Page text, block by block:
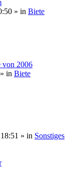
» in Biete
von 2006
» in Biete
» in Sonstiges